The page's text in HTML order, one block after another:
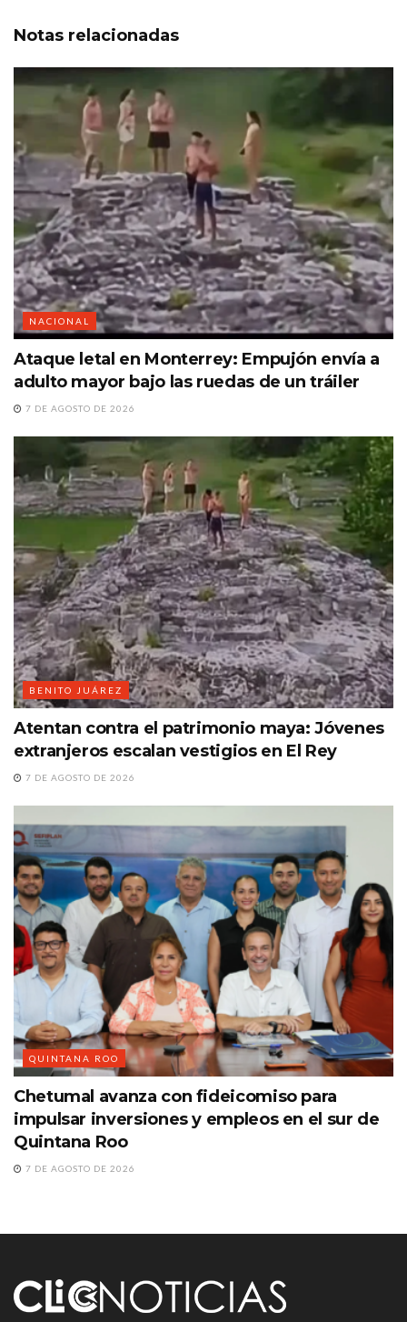
Notas relacionadas
NACIONAL
Ataque letal en Monterrey: Empujón envía a
adulto mayor bajo las ruedas de un tráiler
7 DE AGOSTO DE 2026
BENITO JUÁREZ
Atentan contra el patrimonio maya: Jóvenes
extranjeros escalan vestigios en El Rey
7 DE AGOSTO DE 2026
QUINTANA ROO
Chetumal avanza con fideicomiso para
impulsar inversiones y empleos en el sur de
Quintana Roo
7 DE AGOSTO DE 2026